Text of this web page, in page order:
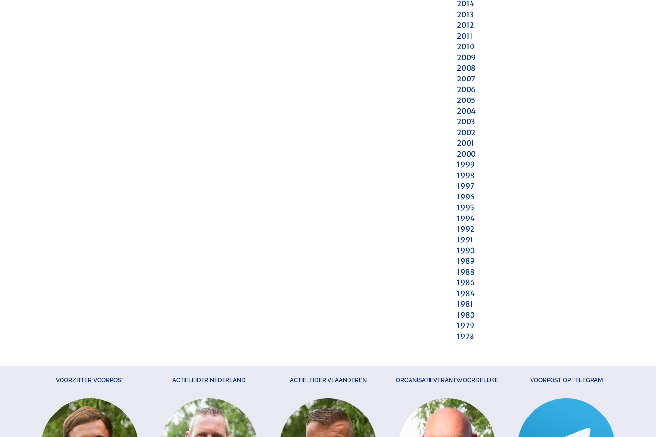
2014
2013
2012
2011
2010
2009
2008
2007
2006
2005
2004
2003
2002
2001
2000
1999
1998
1997
1996
1995
1994
1992
1991
1990
1989
1988
1986
1984
1981
1980
1979
1978
VOORZITTER VOORPOST ACTIELEIDER NEDERLAND ACTIELEIDER VLAANDEREN ORGANISATIEVERANTWOORDELIJKE VOORPOST OP TELEGRAM